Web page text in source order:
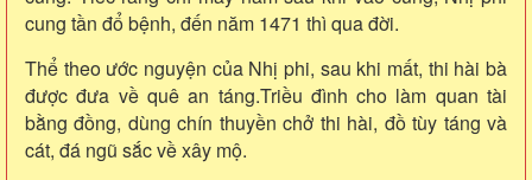
cung tần đổ bệnh, đến năm 1471 thì qua đời.
Thể theo ước nguyện của Nhị phi, sau khi mất, thi hài bà
được đưa về quê an táng.Triều đình cho làm quan tài
bằng đồng, dùng chín thuyền chở thi hài, đồ tùy táng và
cát, đá ngũ sắc về xây mộ.